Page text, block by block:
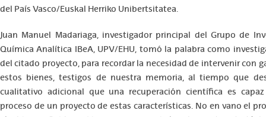
del País Vasco/Euskal Herriko Unibertsitatea.
Juan Manuel Madariaga, investigador principal del Grupo de
Química Analítica IBeA, UPV/EHU, tomó la palabra como
del citado proyecto, para recordar la necesidad de intervenir con
estos bienes, testigos de nuestra memoria, al tiempo que
cualitativo adicional que una recuperación científica es
proceso de un proyecto de estas características. No en vano el